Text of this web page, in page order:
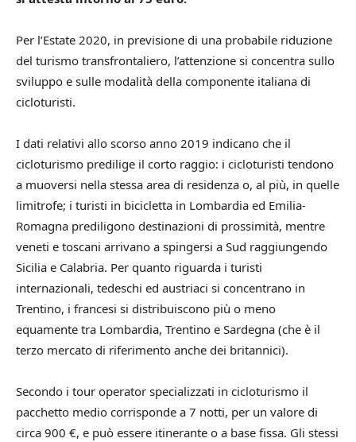
Per l’Estate 2020, in previsione di una probabile riduzione
del turismo transfrontaliero, l’attenzione si concentra sullo
sviluppo e sulle modalità della componente italiana di
cicloturisti.
I dati relativi allo scorso anno 2019 indicano che il
cicloturismo predilige il corto raggio: i cicloturisti tendono
a muoversi nella stessa area di residenza o, al più, in quelle
limitrofe; i turisti in bicicletta in Lombardia ed Emilia-
Romagna prediligono destinazioni di prossimità, mentre
veneti e toscani arrivano a spingersi a Sud raggiungendo
Sicilia e Calabria. Per quanto riguarda i turisti
internazionali, tedeschi ed austriaci si concentrano in
Trentino, i francesi si distribuiscono più o meno
equamente tra Lombardia, Trentino e Sardegna (che è il
terzo mercato di riferimento anche dei britannici).
Secondo i tour operator specializzati in cicloturismo il
pacchetto medio corrisponde a 7 notti, per un valore di
circa 900 €, e può essere itinerante o a base fissa. Gli stessi